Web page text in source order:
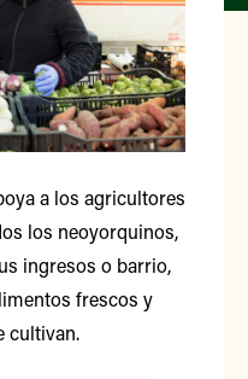
a los agricultores
los neoyorquinos,
ingresos o barrio,
frescos y
cultivan.